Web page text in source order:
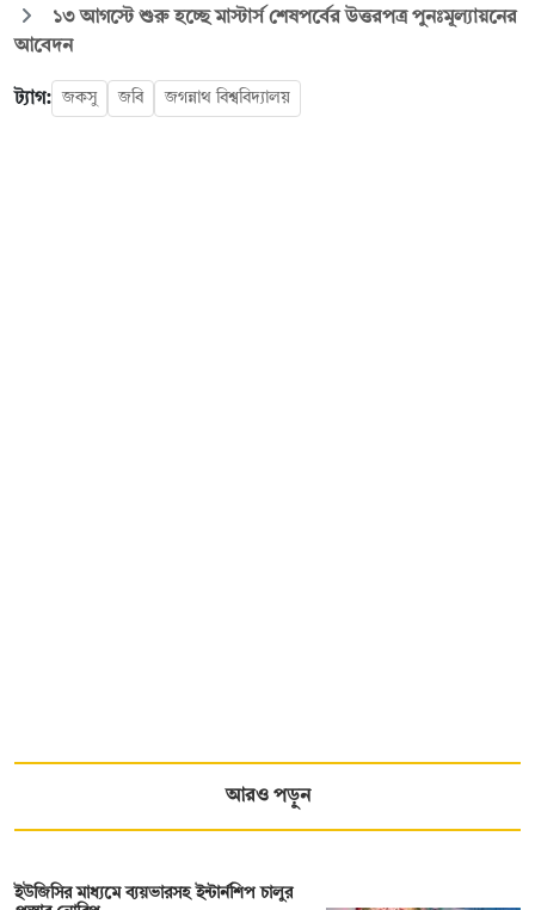
১৩ আগস্টে শুরু হচ্ছে মাস্টার্স শেষপর্বের উত্তরপত্র পুনঃমূল্যায়নের
আবেদন
ট্যাগ: জকসু জবি জগন্নাথ বিশ্ববিদ্যালয়
আরও পড়ুন
ইউজিসির মাধ্যমে ব্যয়ভারসহ ইন্টার্নশিপ চালুর